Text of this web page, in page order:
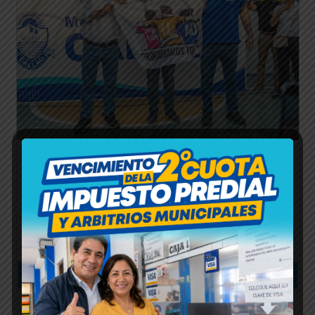
TRABAJANDO UNIDOS POR LA SEGURIDAD
Y EL BIENESTAR DE NUESTROS VECINOS
Leer más